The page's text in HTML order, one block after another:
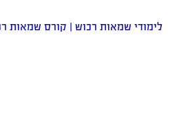
לימודי שמאות רכוש | קורס שמאות